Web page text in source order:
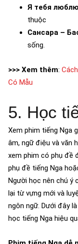
Я тебя
thuộc
Сансара –
sống.
>>> Xem thêm:
Có Mẫu
5. Học
Xem phim tiếng Nga
âm, ngữ điệu và văn
xem phim có phụ đề
phụ đề tiếng Nga
Người học nên chú ý
lại từ vựng mới và
ngôn ngữ. Dưới đây
học tiếng Nga hiệu